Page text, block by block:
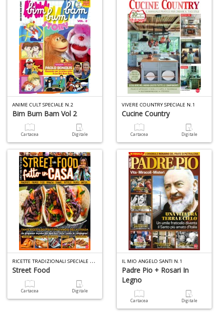
ANIME CULT SPECIALE N.2
Bim Bum Bam Vol 2
Cartacea Digitale
VIVERE COUNTRY SPECIALE N.1
Cucine Country
Cartacea Digitale
R
ICETTE TRADIZIONALI SPECIALE PIZZA N.2
Street Food
Cartacea Digitale
IL MIO ANGELO SANTI N.1
Padre Pio + Rosari In
Legno
Cartacea Digitale